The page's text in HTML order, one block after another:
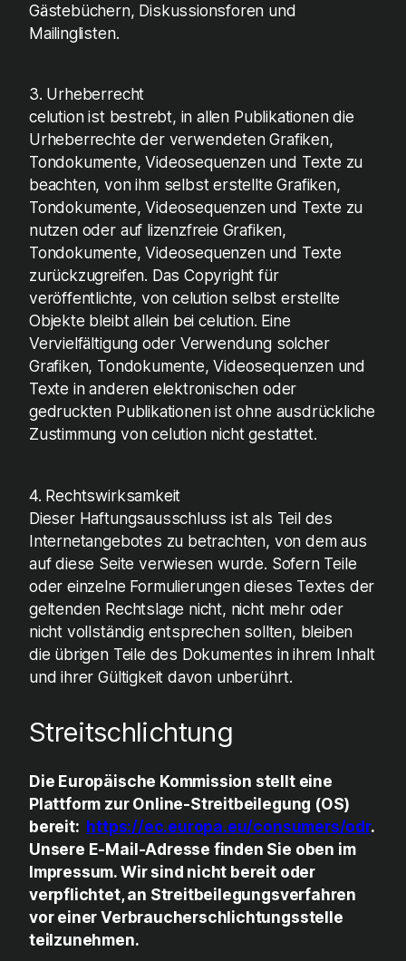
Gästebüchern, Diskussionsforen und
Mailinglisten.
3. Urheberrecht
celution ist bestrebt, in allen Publikationen die
Urheberrechte der verwendeten Grafiken,
Tondokumente, Videosequenzen und Texte zu
beachten, von ihm selbst erstellte Grafiken,
Tondokumente, Videosequenzen und Texte zu
nutzen oder auf lizenzfreie Grafiken,
Tondokumente, Videosequenzen und Texte
zurückzugreifen. Das Copyright für
veröffentlichte, von celution selbst erstellte
Objekte bleibt allein bei celution. Eine
Vervielfältigung oder Verwendung solcher
Grafiken, Tondokumente, Videosequenzen und
Texte in anderen elektronischen oder
gedruckten Publikationen ist ohne ausdrückliche
Zustimmung von celution nicht gestattet.
4. Rechtswirksamkeit
Dieser Haftungsausschluss ist als Teil des
Internetangebotes zu betrachten, von dem aus
auf diese Seite verwiesen wurde. Sofern Teile
oder einzelne Formulierungen dieses Textes der
geltenden Rechtslage nicht, nicht mehr oder
nicht vollständig entsprechen sollten, bleiben
die übrigen Teile des Dokumentes in ihrem Inhalt
und ihrer Gültigkeit davon unberührt.
Streitschlichtung
Die Europäische Kommission stellt eine
Plattform zur Online-Streitbeilegung (OS)
bereit: https://ec.europa.eu/consumers/odr.
Unsere E-Mail-Adresse finden Sie oben im
Impressum. Wir sind nicht bereit oder
verpflichtet, an Streitbeilegungsverfahren
vor einer Verbraucherschlichtungsstelle
teilzunehmen.